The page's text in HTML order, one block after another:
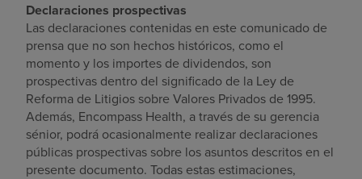
Declaraciones prospectivas
Las declaraciones contenidas en este comunicado de
prensa que no son hechos históricos, como el
momento y los importes de dividendos, son
prospectivas dentro del significado de la Ley de
Reforma de Litigios sobre Valores Privados de 1995.
Además, Encompass Health, a través de su gerencia
sénior, podrá ocasionalmente realizar declaraciones
públicas prospectivas sobre los asuntos descritos en el
presente documento. Todas estas estimaciones,